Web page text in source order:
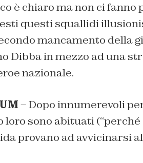
è chiaro ma non ci fanno
questi squallidi
mancamento della
Dibba in mezzo ad una
nazionale.
– Dopo innumerevoli
sono abituati (“perché
provano ad avvicinarsi